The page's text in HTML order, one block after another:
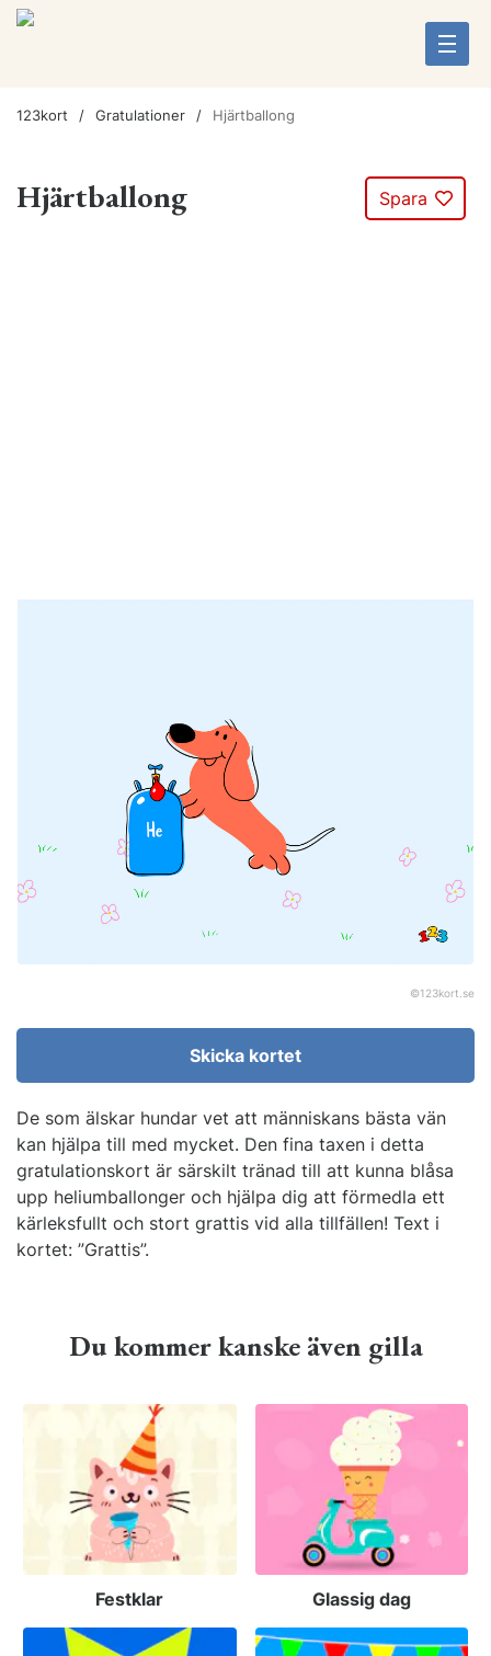
123kort Gratulationer Hjärtballong
Hjärtballong Spara
©123kort.se
Skicka kortet
De som älskar hundar vet att människans bästa vän
kan hjälpa till med mycket. Den fina taxen i detta
gratulationskort är särskilt tränad till att kunna blåsa
upp heliumballonger och hjälpa dig att förmedla ett
kärleksfullt och stort grattis vid alla tillfällen! Text i
kortet: ”Grattis”.
Du kommer kanske även gilla
Festklar Glassig dag